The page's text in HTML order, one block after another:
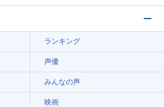
ランキング
声優
みんなの声
映画